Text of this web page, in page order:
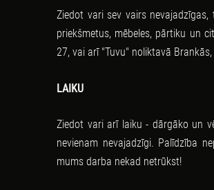
Ziedot vari sev vairs
priekšmetus, mēbeles, pārtiku un
27, vai arī "Tuvu" noliktavā
LAIKU
Ziedot vari arī laiku - dārgāko un
nevienam nevajadzīgi. Palīdzība
mums darba nekad netrūkst!